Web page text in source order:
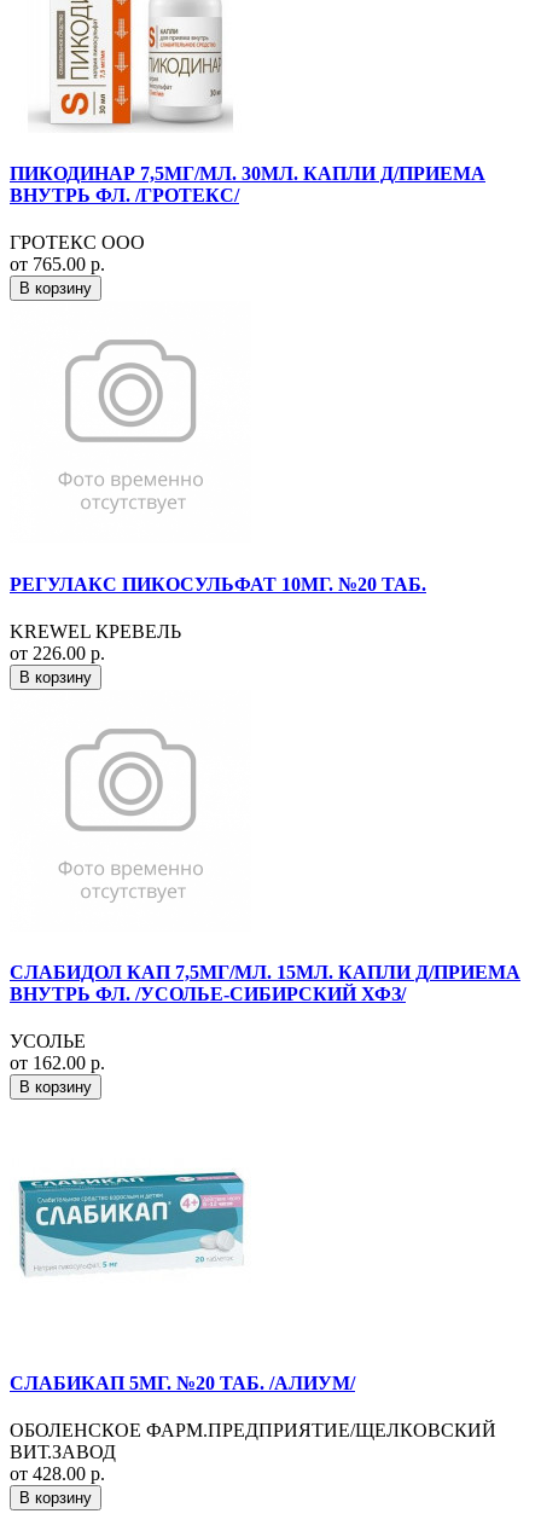
ПИКОДИНАР 7,5МГ/МЛ. 30МЛ. КАПЛИ Д/ПРИЕМА
ВНУТРЬ ФЛ. /ГРОТЕКС/
ГРОТЕКС ООО
от 765.00 р.
В корзину
РЕГУЛАКС ПИКОСУЛЬФАТ 10МГ. №20 ТАБ.
KREWEL КРЕВЕЛЬ
от 226.00 р.
В корзину
СЛАБИДОЛ КАП 7,5МГ/МЛ. 15МЛ. КАПЛИ Д/ПРИЕМА
ВНУТРЬ ФЛ. /УСОЛЬЕ-СИБИРСКИЙ ХФЗ/
УСОЛЬЕ
от 162.00 р.
В корзину
СЛАБИКАП 5МГ. №20 ТАБ. /АЛИУМ/
ОБОЛЕНСКОЕ ФАРМ.ПРЕДПРИЯТИЕ/ЩЕЛКОВСКИЙ
ВИТ.ЗАВОД
от 428.00 р.
В корзину